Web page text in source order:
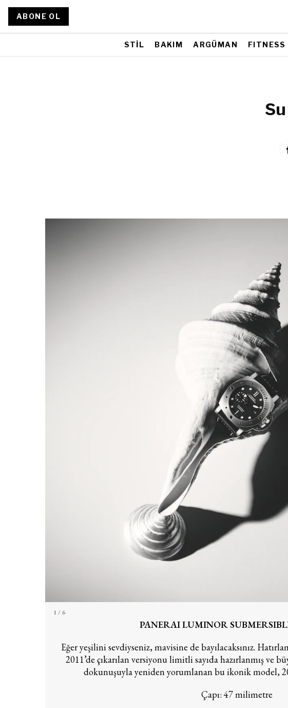
ABONE OL
STİL BAKIM ARGÜMAN FITNESS
1 / 6
PANERAI LUMINOR
Eğer yeşilini sevdiyseniz, mavisine de bayılacaksınız.
2011’de çıkarılan versiyonu limitli sayıda hazırlanmış ve
dokunuşuyla yeniden yorumlanan bu ikonik model,
Çapı: 47 milimetre